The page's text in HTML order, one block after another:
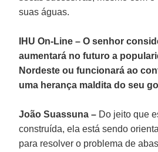
suas águas.
IHU On-Line – O senhor
aumentará no futuro a
Nordeste ou funcionará ao
uma herança maldita do seu
João Suassuna – Do jeito que
construída, ela está sendo
para resolver o problema de